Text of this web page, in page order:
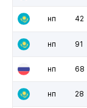
нп 42
нп 91
нп 68
нп 28